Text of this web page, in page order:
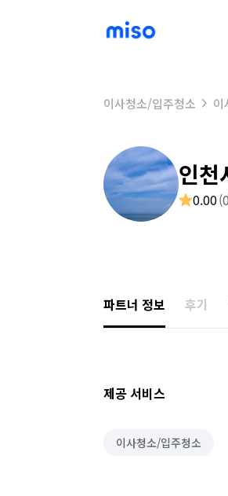
이사청소/입주청소 이
인천
0.00(0
파트너 정보 후기
제공 서비스
이사청소/입주청소